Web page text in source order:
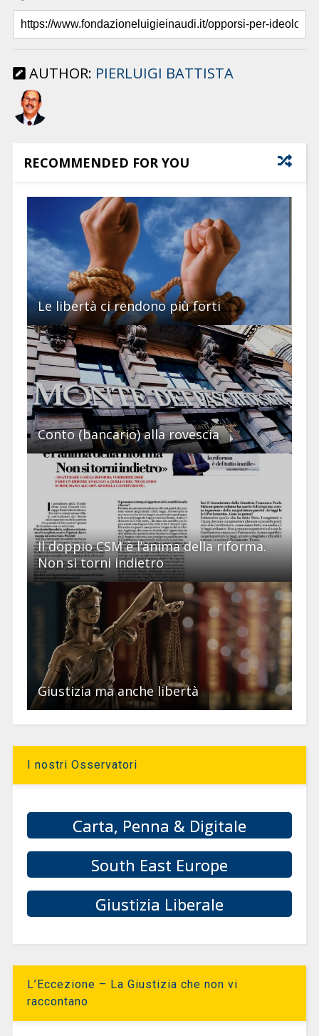
AUTHOR: PIERLUIGI BATTISTA
RECOMMENDED FOR YOU
Le libertà ci rendono più forti
Conto (bancario) alla rovescia
Il doppio CSM è l’anima della riforma.
Non si torni indietro
Giustizia ma anche libertà
I nostri Osservatori
Carta, Penna & Digitale
South East Europe
Giustizia Liberale
L’Eccezione – La Giustizia che non vi
raccontano